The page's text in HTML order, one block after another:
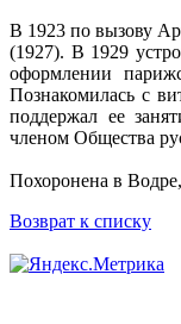
В 1923 по вызову
(1927). В 1929
оформлении
Познакомилась с
поддержал ее
членом Общества
Похоронена в
Возврат к списку